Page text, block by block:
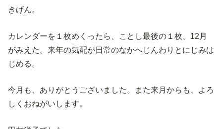
きげん。
カレンダーを１枚めくったら、ことし最後の１枚、12月
がみえた。来年の気配が日常のなかへじんわりとにじみは
じめる。
今月も、ありがとうございました。また来月からも、よろ
しくおねがいします。